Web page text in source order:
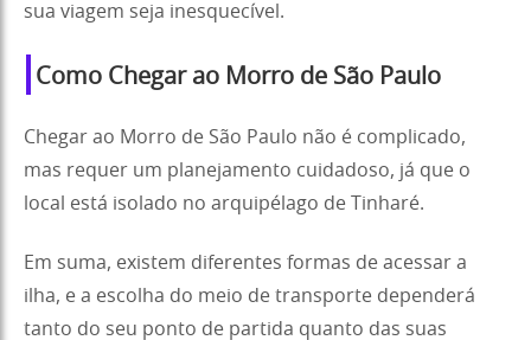
sua viagem seja inesquecível.
Como Chegar ao Morro de São Paulo
Chegar ao Morro de São Paulo não é complicado,
mas requer um planejamento cuidadoso, já que o
local está isolado no arquipélago de Tinharé.
Em suma, existem diferentes formas de acessar a
ilha, e a escolha do meio de transporte dependerá
tanto do seu ponto de partida quanto das suas